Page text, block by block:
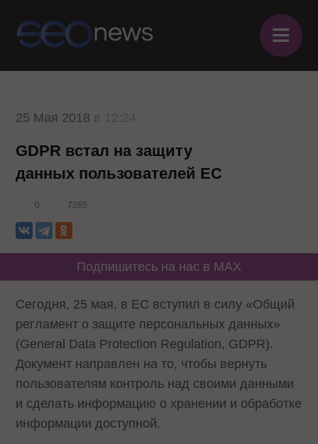
≡
25 Мая 2018
GDPR встал на защиту
данных пользователей ЕС
0 7265
Подпишитесь на нас в MAX
Сегодня, 25 мая, в ЕС вступил в силу «Общий
регламент о защите персональных данных»
(General Data Protection Regulation, GDPR).
Документ направлен на то, чтобы вернуть
пользователям контроль над своими данными
и сделать информацию о хранении и обработке
информации доступной.